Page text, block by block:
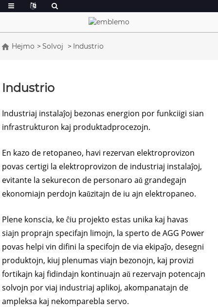
Hejmo Solvoj Industrio
Industrio
Industriaj instalaĵoj bezonas energion por funkciigi sian
infrastrukturon kaj produktadprocezojn.
En kazo de retopaneo, havi rezervan elektroprovizon
povas certigi la elektroprovizon de industriaj instalaĵoj,
evitante la sekurecon de personaro aŭ grandegajn
ekonomiajn perdojn kaŭzitajn de iu ajn elektropaneo.
Plene konscia, ke ĉiu projekto estas unika kaj havas
siajn proprajn specifajn limojn, la sperto de AGG Power
povas helpi vin difini la specifojn de via ekipaĵo, desegni
produktojn, kiuj plenumas viajn bezonojn, kaj provizi
fortikajn kaj fidindajn kontinuajn aŭ rezervajn potencajn
solvojn por viaj industriaj aplikoj, akompanatajn de
ampleksa kaj nekomparebla servo.